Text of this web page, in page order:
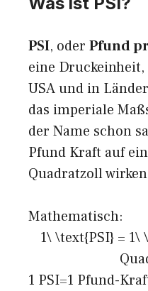
PSI, oder Pfund
eine
USA und in
das imperiale
der Name schon
Pfund Kraft auf
Quadratzoll
Mathematisch:
1\ \text{PSI} =
1 PSI=1 Pfund-